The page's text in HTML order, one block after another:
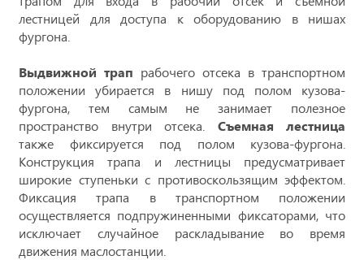
лестницей для доступа к оборудованию в нишах
фургона.
Выдвижной трап рабочего отсека в транспортном
положении убирается в нишу под полом кузова-
фургона, тем самым не занимает полезное
пространство внутри отсека. Съемная лестница
также фиксируется под полом кузова-фургона.
Конструкция трапа и лестницы предусматривает
широкие ступеньки с противоскользящим эффектом.
Фиксация трапа в транспортном положении
осуществляется подпружиненными фиксаторами, что
исключает случайное раскладывание во время
движения маслостанции.